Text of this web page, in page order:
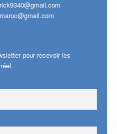
pour recevoir les